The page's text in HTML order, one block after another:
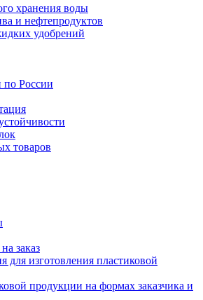
хранения воды
и нефтепродуктов
удобрений
по России
товаров
заказ
для изготовления пластиковой
продукции на формах заказчика и